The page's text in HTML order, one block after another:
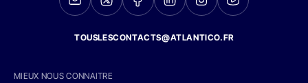
TOUSLESCONTACTS@ATLANTICO.FR
MIEUX NOUS CONNAITRE